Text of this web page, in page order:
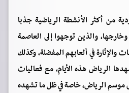
من أكثر الأنشطة الرياضية جذبا
والذين توجهوا إلى العاصمة
والإثارة في ألعابهم المفضلة، وكذلك
الرياض هذه الأيام، مع فعاليات
موسم الرياض، خاصة في ظل ما تشهده